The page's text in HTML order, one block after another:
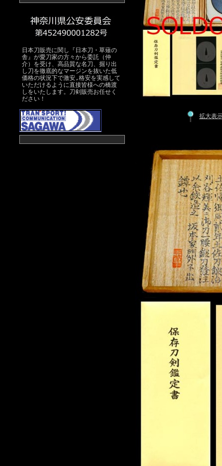
日本刀販売に関し『日本刀・草薙の
舎』が愛刀家の方々から委託（仲
介）を受け、高品質な名刀、掘り出
し刀を徹底的なマージンを抜いた低
価格の状況下で激安,格安を実感して
いただけるように直接皆様への橋渡
しをいたします。刀剣販売お任せく
ださい！
拡大表